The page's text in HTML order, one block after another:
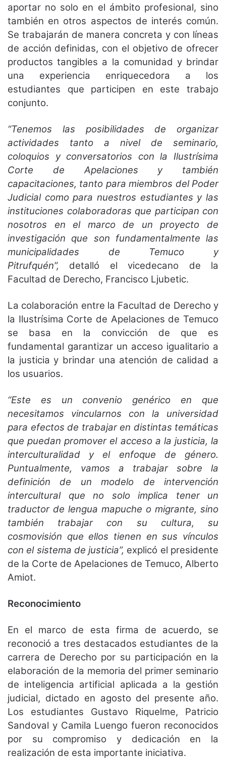
aportar no solo en el ámbito profesional, sino
también en otros aspectos de interés común.
Se trabajarán de manera concreta y con líneas
de acción definidas, con el objetivo de ofrecer
productos tangibles a la comunidad y brindar
una experiencia enriquecedora a los
estudiantes que participen en este trabajo
conjunto.
“Tenemos las posibilidades de organizar
actividades tanto a nivel de seminario,
coloquios y conversatorios con la Ilustrísima
Corte de Apelaciones y también
capacitaciones, tanto para miembros del Poder
Judicial como para nuestros estudiantes y las
instituciones colaboradoras que participan con
nosotros en el marco de un proyecto de
investigación que son fundamentalmente las
municipalidades de Temuco y
Pitrufquén”, detalló el vicedecano de la
Facultad de Derecho, Francisco Ljubetic.
La colaboración entre la Facultad de Derecho y
la Ilustrísima Corte de Apelaciones de Temuco
se basa en la convicción de que es
fundamental garantizar un acceso igualitario a
la justicia y brindar una atención de calidad a
los usuarios.
“Este es un convenio genérico en que
necesitamos vincularnos con la universidad
para efectos de trabajar en distintas temáticas
que puedan promover el acceso a la justicia, la
interculturalidad y el enfoque de género.
Puntualmente, vamos a trabajar sobre la
definición de un modelo de intervención
intercultural que no solo implica tener un
traductor de lengua mapuche o migrante, sino
también trabajar con su cultura, su
cosmovisión que ellos tienen en sus vínculos
con el sistema de justicia”, explicó el presidente
de la Corte de Apelaciones de Temuco, Alberto
Amiot.
Reconocimiento
En el marco de esta firma de acuerdo, se
reconoció a tres destacados estudiantes de la
carrera de Derecho por su participación en la
elaboración de la memoria del primer seminario
de inteligencia artificial aplicada a la gestión
judicial, dictado en agosto del presente año.
Los estudiantes Gustavo Riquelme, Patricio
Sandoval y Camila Luengo fueron reconocidos
por su compromiso y dedicación en la
realización de esta importante iniciativa.